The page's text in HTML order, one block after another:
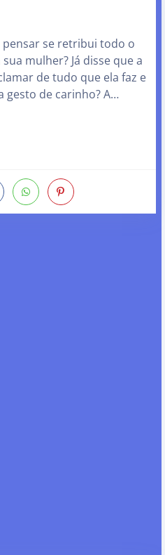
se retribui todo o
mulher? Já disse que a
de tudo que ela faz e
gesto de carinho? A…